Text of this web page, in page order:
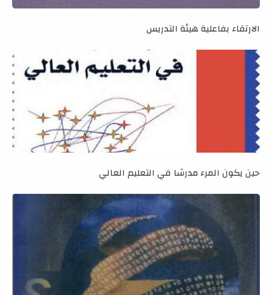
الارتقاء بفاعلية هيئة التدريس
حين يكون المرء مدرسًا في التعليم العالي